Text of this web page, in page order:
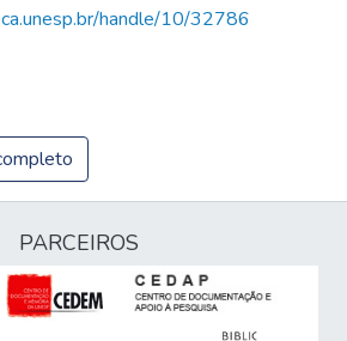
handle/10/32786
PARCEIROS